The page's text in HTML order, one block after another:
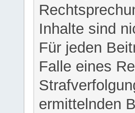
Inhalte sind
Für jeden
Falle eines
ermittelnden